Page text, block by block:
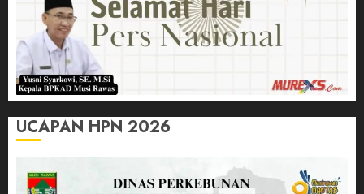
UCAPAN HPN 2026